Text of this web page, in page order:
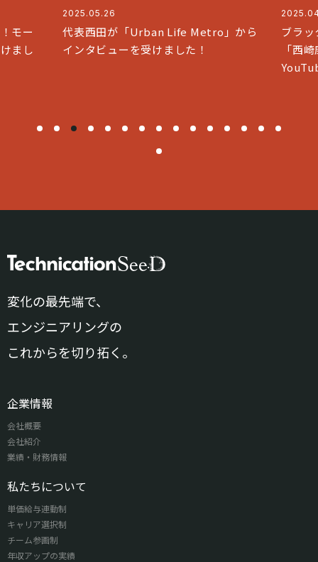
「Urban Life Metro」から
を受けました！
ブラックな社長で人気のチャ
「西崎康平 ブラックな社長」
YouTubeコラボいたしました
変化の最先端で、
エンジニアリングの
これからを切り拓く。
企業情報
会社概要
会社紹介
業績・財務情報
私たちについて
単価給与連動制
キャリア選択制
チーム参画制
年収アップの実績